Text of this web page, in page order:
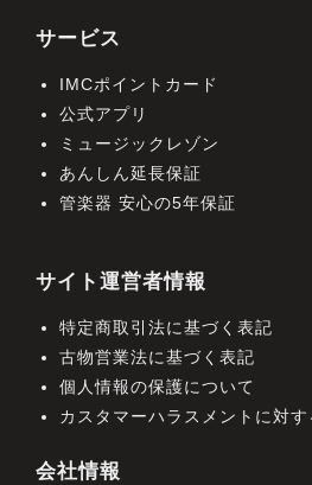
サービス
IMCポイントカード
公式アプリ
ミュージックレゾン
あんしん延長保証
管楽器 安心の5年保証
サイト運営者情報
特定商取引法に基づく表記
古物営業法に基づく表記
個人情報の保護について
カスタマーハラスメントに対
会社情報